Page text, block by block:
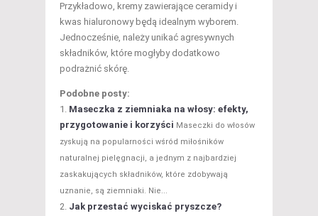
Przykładowo, kremy zawierające ceramidy i
kwas hialuronowy będą idealnym wyborem.
Jednocześnie, należy unikać agresywnych
składników, które mogłyby dodatkowo
podrażnić skórę.
Podobne posty:
Maseczka z ziemniaka na włosy: efekty,
przygotowanie i korzyści Maseczki do włosów
zyskują na popularności wśród miłośników
naturalnej pielęgnacji, a jednym z najbardziej
zaskakujących składników, które zdobywają
uznanie, są ziemniaki. Nie...
Jak przestać wyciskać pryszcze?